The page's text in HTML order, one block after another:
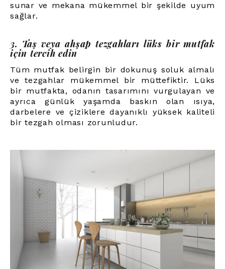
sunar ve mekana mükemmel bir şekilde uyum
sağlar.
3. Taş veya ahşap tezgahları lüks bir mutfak
için tercih edin
Tüm mutfak belirgin bir dokunuş soluk almalı
ve tezgahlar mükemmel bir müttefiktir. Lüks
bir mutfakta, odanın tasarımını vurgulayan ve
ayrıca günlük yaşamda baskın olan ısıya,
darbelere ve çiziklere dayanıklı yüksek kaliteli
bir tezgah olması zorunludur.